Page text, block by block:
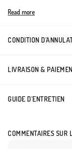
Made in Türkiye
Read more
CONDITION
LIVRAISON &
GUIDE D'ENTRETIEN
COMMENTAIRES SUR